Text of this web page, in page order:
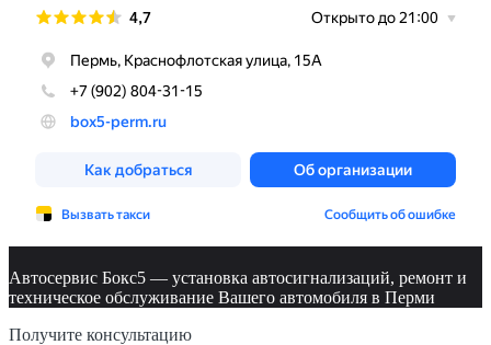
Автосервис Бокс5 — установка автосигнализаций, ремонт и
техническое обслуживание Вашего автомобиля в Перми
Получите консультацию